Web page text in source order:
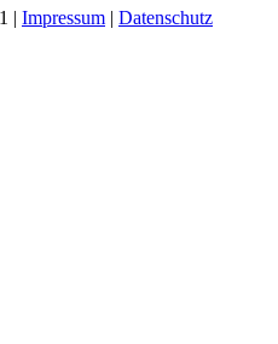
| Impressum | Datenschutz